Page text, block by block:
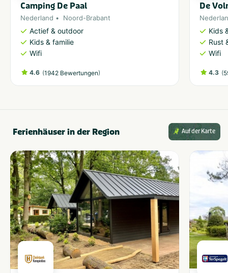
Camping De Paal
Nederland Noord-Brabant
Actief & outdoor
Kids & familie
Wifi
4.6 (1942 Bewertungen)
De
Kids
Rust
Wifi
4.3 (
Ferienhäuser in der Region Auf der Karte